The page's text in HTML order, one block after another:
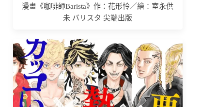
漫畫《咖啡師Barista》作：花形怜／繪：室永供
未 バリスタ 尖端出版